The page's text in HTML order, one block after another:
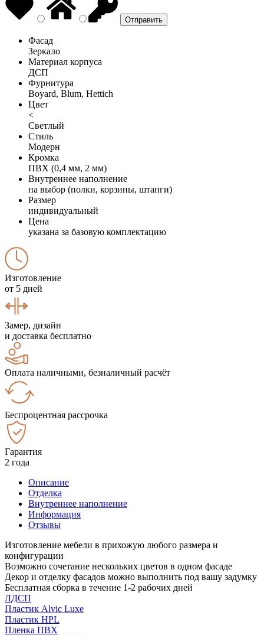
Фасад
Зеркало
Материал корпуса
ДСП
Фурнитура
Boyard, Blum, Hettich
Цвет
<
Светлый
Стиль
Модерн
Кромка
ПВХ (0,4 мм, 2 мм)
Внутреннее наполнение
на выбор (полки, корзины, штанги)
Размер
индивидуальный
Цена
указана за базовую комплектацию
Изготовление
от 5 дней
Замер, дизайн
и доставка бесплатно
Оплата наличными, безналичный расчёт
Беспроцентная рассрочка
Гарантия
2 года
Описание
Отделка
Внутреннее наполнение
Информация
Отзывы
Изготовление мебели в прихожую любого размера и
конфигурации
Возможно сочетание нескольких цветов в одном фасаде
Декор и отделку фасадов можно выполнить под вашу задумку
Бесплатная сборка в течение 1-2 рабочих дней
ЛДСП
Пластик Alvic Luxe
Пластик HPL
Пленка ПВХ